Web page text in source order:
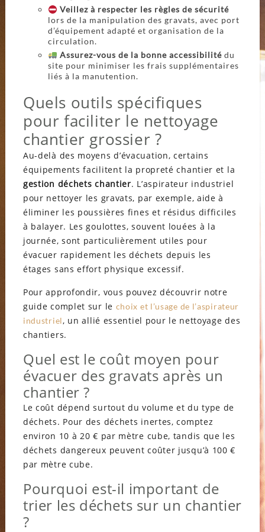
Veillez à respecter les règles de sécurité
lors de la manipulation des gravats, avec port
d’équipement adapté et organisation de la
circulation.
Assurez-vous de la bonne accessibilitédu
site pour minimiser les frais supplémentaires
liés à la manutention.
Quels outils spécifiques
pour faciliter le nettoyage
chantier grossier ?
Au-delà des moyens d’évacuation, certains
équipements facilitent la propreté chantier et la
gestion déchets chantier. L’aspirateur industriel
pour nettoyer les gravats, par exemple, aide à
éliminer les poussières fines et résidus difficiles
à balayer. Les goulottes, souvent louées à la
journée, sont particulièrement utiles pour
évacuer rapidement les déchets depuis les
étages sans effort physique excessif.
Pour approfondir, vous pouvez découvrir notre
guide complet sur le choix et l’usage de l’aspirateur
industriel, un allié essentiel pour le nettoyage des
chantiers.
Quel est le coût moyen pour
évacuer des gravats après un
chantier ?
Le coût dépend surtout du volume et du type de
déchets. Pour des déchets inertes, comptez
environ 10 à 20 € par mètre cube, tandis que les
déchets dangereux peuvent coûter jusqu’à 100 €
par mètre cube.
Pourquoi est-il important de
trier les déchets sur un chantier
?